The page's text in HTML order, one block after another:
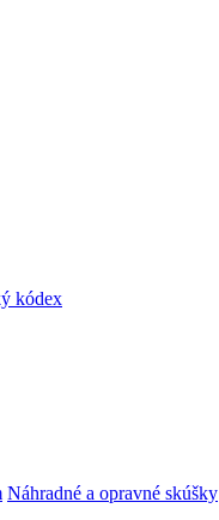
kódex
Náhradné a opravné skúšky